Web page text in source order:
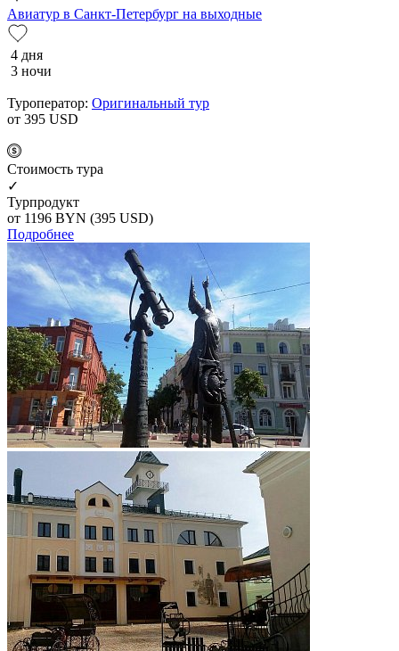
Авиатур в Санкт-Петербург на выходные
4 дня
3 ночи
Туроператор: Оригинальный тур
от 395 USD
Cтоимость тура
✓
Турпродукт
от 1196 BYN (395 USD)
Подробнее